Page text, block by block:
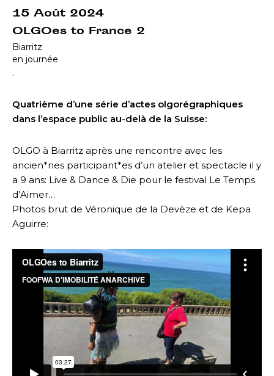
15 Août 2024
OLGOes to France 2
Biarritz
en journée
.
Quatrième d’une série d’actes olgorégraphiques
dans l’espace public au-delà de la Suisse:
OLGO à Biarritz après une rencontre avec les
ancien*nes participant*es d’un atelier et spectacle il y
a 9 ans: Live & Dance & Die pour le festival Le Temps
d’Aimer…
Photos brut de Véronique de la Devèze et de Kepa
Aguirre: